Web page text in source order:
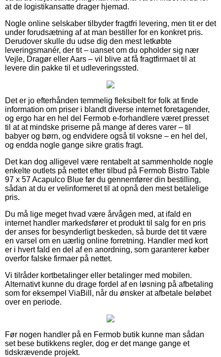
at de logistikansatte drager hjemad.
Nogle online selskaber tilbyder fragtfri levering, men tit er det
under forudsætning af at man bestiller for en konkret pris.
Derudover skulle du udse dig den mest letkøbte
leveringsmanér, der tit – uanset om du opholder sig nær
Vejle, Dragør eller Aars – vil blive at få fragtfirmaet til at
levere din pakke til et udleveringssted.
Det er jo efterhånden temmelig fleksibelt for folk at finde
information om priser i blandt diverse internet foretagender,
og ergo har en hel del Fermob e-forhandlere været presset
til at at mindske priserne på mange af deres varer – til
babyer og børn, og endvidere også til voksne – en hel del,
og endda nogle gange sikre gratis fragt.
Det kan dog alligevel være rentabelt at sammenholde nogle
enkelte outlets på nettet efter tilbud på Fermob Bistro Table
97 x 57 Acapulco Blue før du gennemfører din bestilling,
sådan at du er velinformeret til at opnå den mest betalelige
pris.
Du må lige meget hvad være årvågen med, at ifald en
internet handler markedsfører et produkt til salg for en pris
der anses for besynderligt beskeden, så burde det tit være
en varsel om en uærlig online forretning. Handler med kort
er i hvert fald en del af en anordning, som garanterer køber
overfor falske firmaer på nettet.
Vi tilråder kortbetalinger eller betalinger med mobilen.
Alternativt kunne du drage fordel af en løsning på afbetaling
som for eksempel ViaBill, når du ønsker at afbetale beløbet
over en periode.
Før nogen handler på en Fermob butik kunne man sådan
set bese butikkens regler, dog er det mange gange et
tidskrævende projekt.